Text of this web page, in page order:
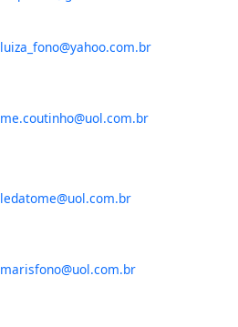
luiza_fono@yahoo.com.br
me.coutinho@uol.com.br
ledatome@uol.com.br
marisfono@uol.com.br